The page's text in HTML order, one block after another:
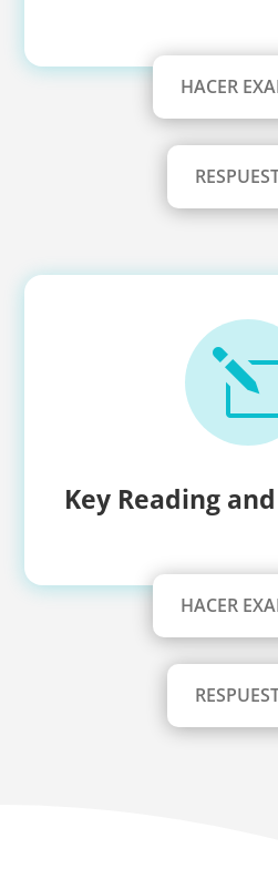
HACER
Key Reading
HACER